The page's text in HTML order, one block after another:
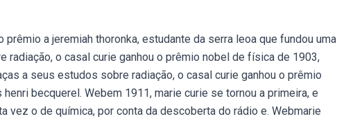
a jeremiah thoronka, estudante da serra leoa que fundou uma
o casal curie ganhou o prêmio nobel de física de 1903,
a seus estudos sobre radiação, o casal curie ganhou o prêmio
becquerel. Webem 1911, marie curie se tornou a primeira, e
vez o de química, por conta da descoberta do rádio e. Webmarie